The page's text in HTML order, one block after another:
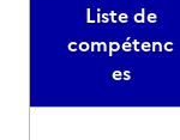
Liste de
compétenc
es